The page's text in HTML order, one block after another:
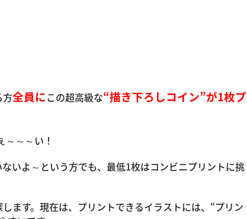
方全員にこの超高級な“描き下ろしコイン”が1枚プ
～～い！
いよ～という方でも、最低1枚はコンビニプリントに挑
ます。現在は、プリントできるイラストには、“プリン